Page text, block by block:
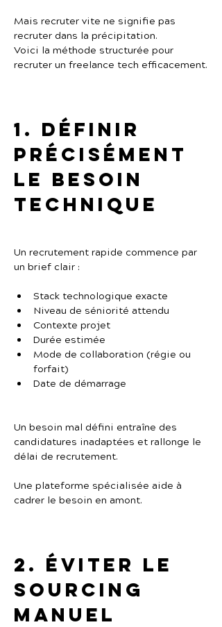
Mais recruter vite ne signifie pas
recruter dans la précipitation.
Voici la méthode structurée pour
recruter un freelance tech efficacement.
1. Définir
précisément
le besoin
technique
Un recrutement rapide commence par
un brief clair :
Stack technologique exacte
Niveau de séniorité attendu
Contexte projet
Durée estimée
Mode de collaboration (régie ou
forfait)
Date de démarrage
Un besoin mal défini entraîne des
candidatures inadaptées et rallonge le
délai de recrutement.
Une plateforme spécialisée aide à
cadrer le besoin en amont.
2. Éviter le
sourcing
manuel